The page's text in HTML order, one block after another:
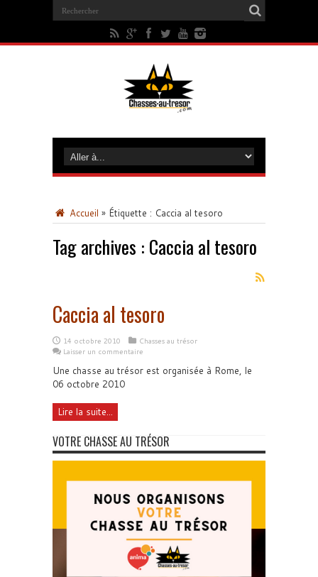
Accueil » Étiquette : Caccia al tesoro
Tag archives : Caccia al tesoro
Caccia al tesoro
14 octobre 2010
Chasses au trésor
Laisser un commentaire
Une chasse au trésor est organisée à Rome, le
06 octobre 2010
Lire la suite...
VOTRE CHASSE AU TRÉSOR